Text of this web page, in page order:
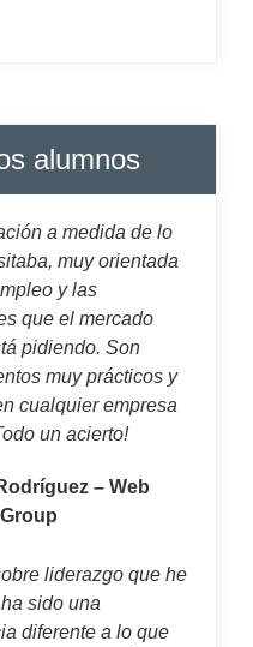
alumnos
a medida de lo
muy orientada
y las
que el mercado
pidiendo. Son
muy prácticos y
cualquier empresa
un acierto!
– Web
liderazgo que he
sido una
diferente a lo que